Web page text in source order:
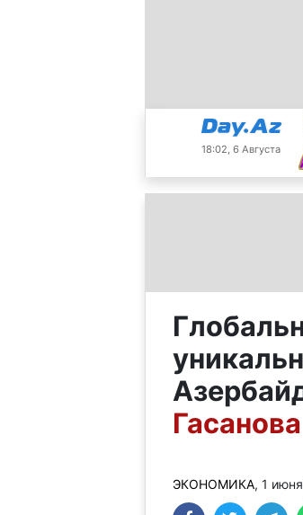
18:02, 6 Августа
Гасанова
ЭКОНОМИКА, 1